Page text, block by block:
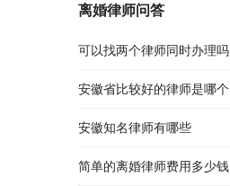
离婚律师问答
可以找两个律师同时办理吗
安徽省比较好的律师是哪个
安徽知名律师有哪些
简单的离婚律师费用多少钱